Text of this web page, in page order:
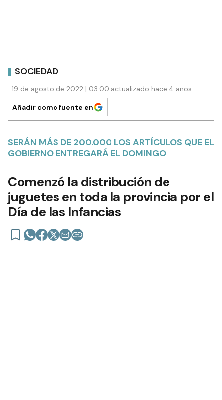
SOCIEDAD
19 de agosto de 2022 | 03:00 actualizado hace 4 años
Añadir como fuente en
SERÁN MÁS DE 200.000 LOS ARTÍCULOS QUE EL
GOBIERNO ENTREGARÁ EL DOMINGO
Comenzó la distribución de
juguetes en toda la provincia por el
Día de las Infancias